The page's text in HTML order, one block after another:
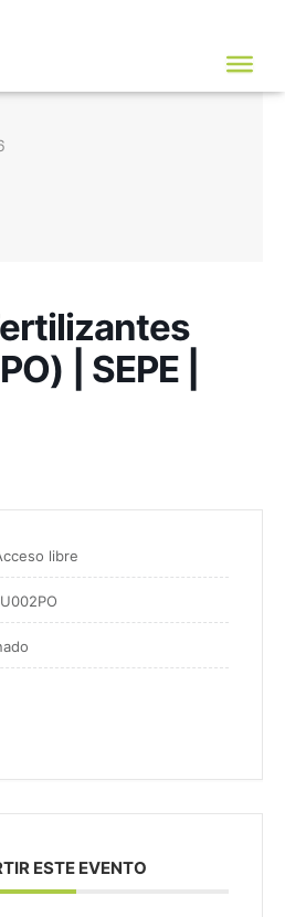
| SEPE |
libre
ESTE EVENTO